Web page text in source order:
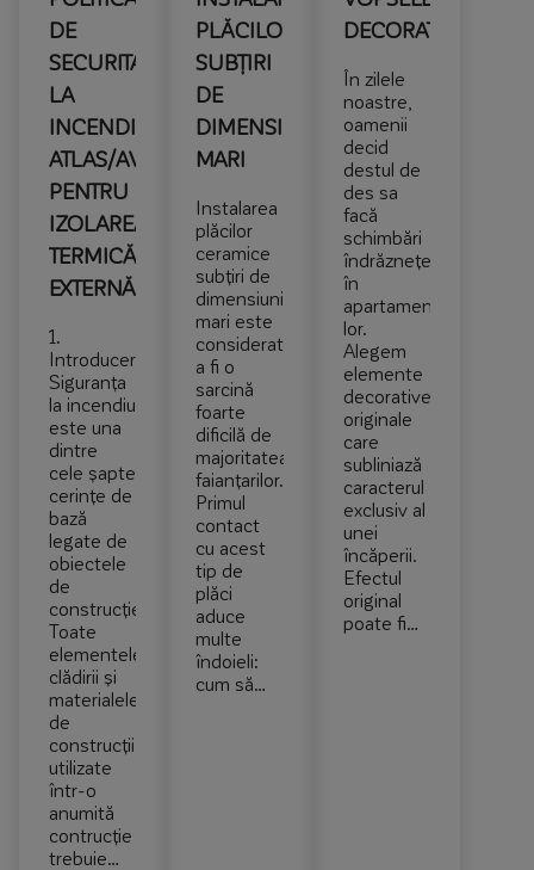
DE
SECURITATE
LA
INCENDIU,
ATLAS/AVAL,
PENTRU
IZOLAREA
TERMICĂ
EXTERNĂ
1.
Introducere
Siguranța
la incendiu
este una
dintre
cele șapte
cerințe de
bază
legate de
obiectele
de
construcție.
Toate
elementele
clădirii și
materialele
de
construcții
utilizate
într-o
anumită
contrucție
trebuie…
PLĂCILOR
SUBȚIRI
DE
DIMENSIUNI
MARI
Instalarea
plăcilor
ceramice
subțiri de
dimensiuni
mari este
considerată
a fi o
sarcină
foarte
dificilă de
majoritatea
faianțarilor.
Primul
contact
cu acest
tip de
plăci
aduce
multe
îndoieli:
cum să…
DECORATIVE
În zilele
noastre,
oamenii
decid
destul de
des sa
facă
schimbări
îndrăznețe
în
apartamentele
lor.
Alegem
elemente
decorative
originale
care
subliniază
caracterul
exclusiv al
unei
încăperii.
Efectul
original
poate fi…